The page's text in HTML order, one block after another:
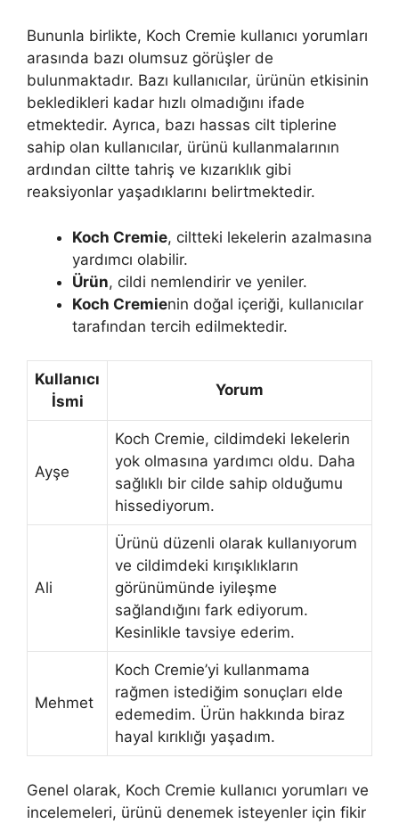
Bununla birlikte, Koch Cremie kullanıcı yorumları
arasında bazı olumsuz görüşler de
bulunmaktadır. Bazı kullanıcılar, ürünün etkisinin
bekledikleri kadar hızlı olmadığını ifade
etmektedir. Ayrıca, bazı hassas cilt tiplerine
sahip olan kullanıcılar, ürünü kullanmalarının
ardından ciltte tahriş ve kızarıklık gibi
reaksiyonlar yaşadıklarını belirtmektedir.
Koch Cremie, ciltteki lekelerin azalmasına
yardımcı olabilir.
Ürün, cildi nemlendirir ve yeniler.
Koch Cremienin doğal içeriği, kullanıcılar
tarafından tercih edilmektedir.
Kullanıcı
İsmi
Yorum
Ayşe
Koch Cremie, cildimdeki lekelerin
yok olmasına yardımcı oldu. Daha
sağlıklı bir cilde sahip olduğumu
hissediyorum.
Ali
Ürünü düzenli olarak kullanıyorum
ve cildimdeki kırışıklıkların
görünümünde iyileşme
sağlandığını fark ediyorum.
Kesinlikle tavsiye ederim.
Mehmet
Koch Cremie’yi kullanmama
rağmen istediğim sonuçları elde
edemedim. Ürün hakkında biraz
hayal kırıklığı yaşadım.
Genel olarak, Koch Cremie kullanıcı yorumları ve
incelemeleri, ürünü denemek isteyenler için fikir